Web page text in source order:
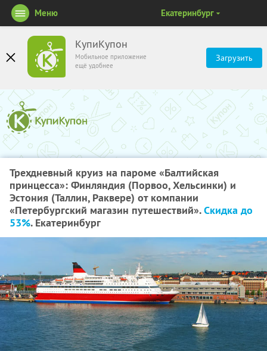
КупиКупон
Мобильное приложение
ещё удобнее
Загрузить
Меню Екатеринбург
Трехдневный круиз на пароме «Балтийская
принцесса»: Финляндия (Порвоо, Хельсинки) и
Эстония (Таллин, Раквере) от компании
«Петербургский магазин путешествий».Скидка до
53%. Екатеринбург